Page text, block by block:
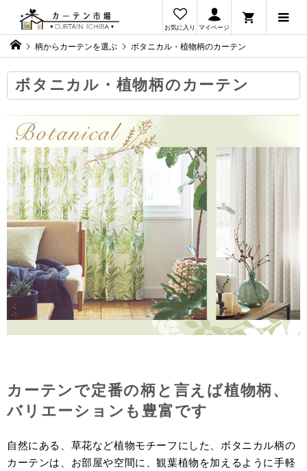
お気に入り マイページ
柄からカーテンを選ぶ ボタニカル・植物柄のカーテン
ボタニカル・植物柄のカーテン
カーテンで定番の柄と言えば植物柄、
バリエーションも豊富です
自然にある、草花など植物モチーフにした、ボタニカル柄の
カーテンは、お部屋や空間に、観葉植物を加えるように手軽